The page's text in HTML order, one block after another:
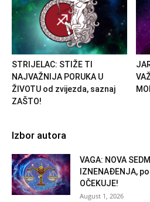
STRIJELAC: STIŽE TI
NAJVAŽNIJA PORUKA U
ŽIVOTU od zvijezda, saznaj
ZAŠTO!
Izbor autora
VAGA: NOVA
IZNENAĐENJA,
OČEKUJE!
August 1, 2026